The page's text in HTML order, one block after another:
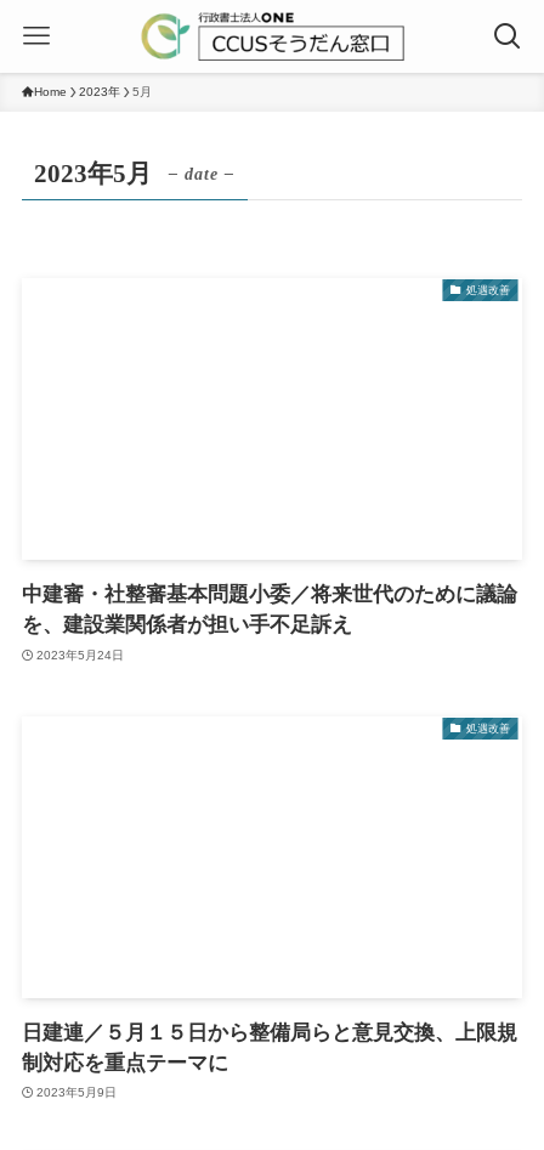
Home 2023年 5月
2023年5月 – date –
処遇改善
中建審・社整審基本問題小委／将来世代のために議論
を、建設業関係者が担い手不足訴え
2023年5月24日
処遇改善
日建連／５月１５日から整備局らと意見交換、上限規
制対応を重点テーマに
2023年5月9日